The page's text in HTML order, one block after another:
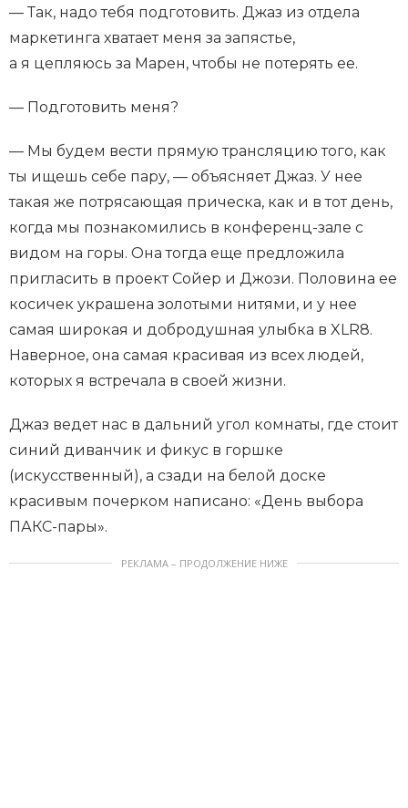
— Так, надо тебя подготовить. Джаз из отдела
маркетинга хватает меня за запястье,
а я цепляюсь за Марен, чтобы не потерять ее.
— Подготовить меня?
— Мы будем вести прямую трансляцию того, как
ты ищешь себе пару, — объясняет Джаз. У нее
такая же потрясающая прическа, как и в тот день,
когда мы познакомились в конференц-зале с
видом на горы. Она тогда еще предложила
пригласить в проект Сойер и Джози. Половина ее
косичек украшена золотыми нитями, и у нее
самая широкая и добродушная улыбка в XLR8.
Наверное, она самая красивая из всех людей,
которых я встречала в своей жизни.
Джаз ведет нас в дальний угол комнаты, где стоит
синий диванчик и фикус в горшке
(искусственный), а сзади на белой доске
красивым почерком написано: «День выбора
ПАКС-пары».
РЕКЛАМА – ПРОДОЛЖЕНИЕ НИЖЕ